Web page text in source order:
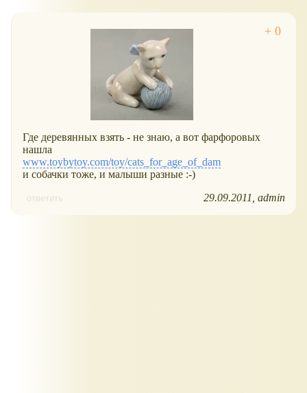
Где деревянных взять - не знаю, а вот фарфоровых
нашла
www.toybytoy.com/toy/cats_for_age_of_dam
и собачки тоже, и малыши разные :-)
ответить 29.09.2011 admin